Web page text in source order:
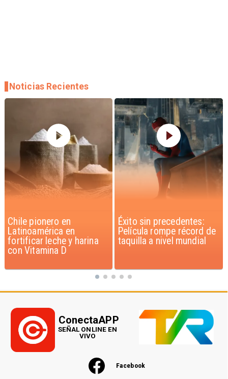
Éxito sin precedentes:
Película rompe récord de
taquilla a nivel mundial
Corte Suprema confirma
pago de $1.000 millones
por caso ProCultura
Noticias Recientes
Facebook
ConectaAPP
SEÑAL ONLINE EN
VIVO